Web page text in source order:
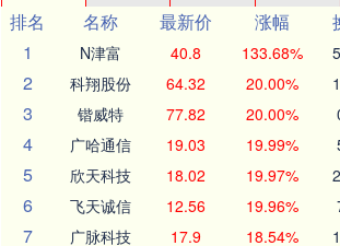
排名
名称 最新价 涨幅
1
N津富 40.8 133.68%
2 科翔股份 64.32 20.00%
3 锴威特 77.82 20.00%
4 广哈通信 19.03 19.99%
5 欣天科技 18.02 19.97%
6 飞天诚信 12.56 19.96%
7 广脉科技 17.9 18.54%